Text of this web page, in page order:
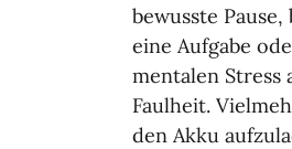
bewusste
eine Aufgabe
mentalen Stress
Faulheit.
den Akku